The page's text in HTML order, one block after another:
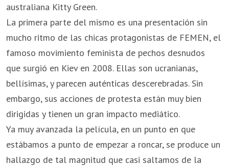
australiana Kitty Green.
La primera parte del mismo es una presentación sin
mucho ritmo de las chicas protagonistas de FEMEN, el
famoso movimiento feminista de pechos desnudos
que surgió en Kiev en 2008. Ellas son ucranianas,
bellísimas, y parecen auténticas descerebradas. Sin
embargo, sus acciones de protesta están muy bien
dirigidas y tienen un gran impacto mediático.
Ya muy avanzada la película, en un punto en que
estábamos a punto de empezar a roncar, se produce un
hallazgo de tal magnitud que casi saltamos de la